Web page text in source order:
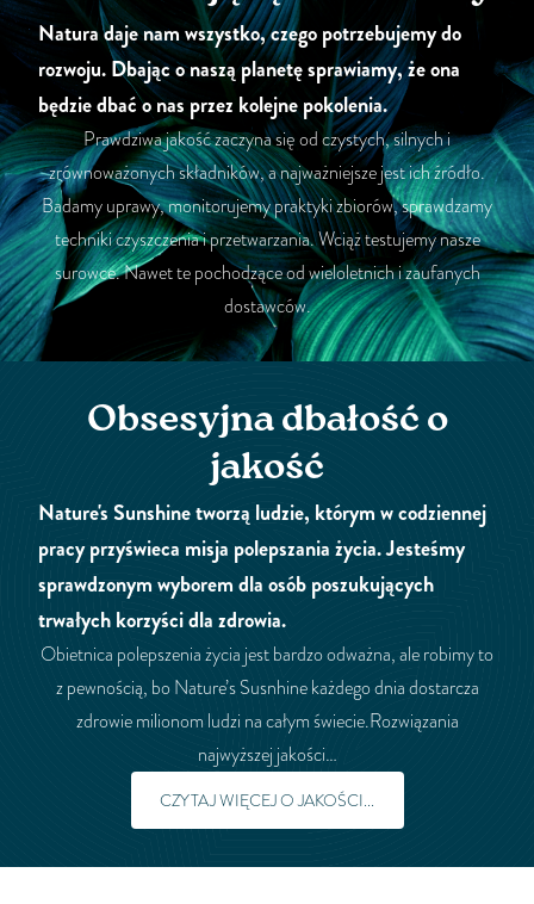
Natura daje nam wszystko, czego potrzebujemy do
rozwoju. Dbając o naszą planetę sprawiamy, że ona
będzie dbać o nas przez kolejne pokolenia.
Prawdziwa jakość zaczyna się od czystych, silnych i
zrównoważonych składników, a najważniejsze jest ich źródło.
Badamy uprawy, monitorujemy praktyki zbiorów, sprawdzamy
techniki czyszczenia i przetwarzania. Wciąż testujemy nasze
surowce. Nawet te pochodzące od wieloletnich i zaufanych
dostawców.
Obsesyjna dbałość o
jakość
Nature's Sunshine tworzą ludzie, którym w codziennej
pracy przyświeca misja polepszania życia. Jesteśmy
sprawdzonym wyborem dla osób poszukujących
trwałych korzyści dla zdrowia.
Obietnica polepszenia życia jest bardzo odważna, ale robimy to
z pewnością, bo Nature’s Susnhine każdego dnia dostarcza
zdrowie milionom ludzi na całym świecie.Rozwiązania
najwyższej jakości…
CZYTAJ WIĘCEJ O JAKOŚCI...